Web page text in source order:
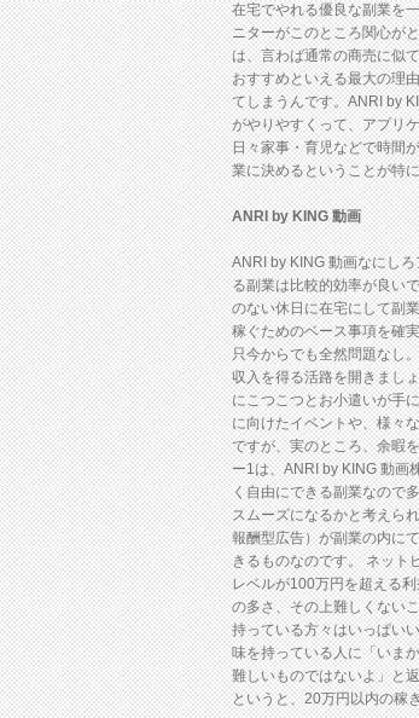
在宅でやれる優良な副業を
ニターがこのところ関心が
は、言わば通常の商売に似
おすすめといえる最大の理
てしまうんです。ANRI by
がやりやすくって、アプリ
日々家事・育児などで時間
業に決めるということが特
ANRI by KING 動画
ANRI by KING 動画なにし
る副業は比較的効率が良い
のない休日に在宅にして副
稼ぐためのベース事項を確
只今からでも全然問題なし
収入を得る活路を開きまし
にこつこつとお小遣いが手
に向けたイベントや、様々
ですが、実のところ、余暇
ー1は、ANRI by KING 動画
く自由にできる副業なので
スムーズになるかと考えら
報酬型広告）が副業の内に
きるものなのです。 ネット
レベルが100万円を超える
の多さ、その上難しくない
持っている方々はいっぱい
味を持っている人に「いま
難しいものではないよ」と
というと、20万円以内の稼